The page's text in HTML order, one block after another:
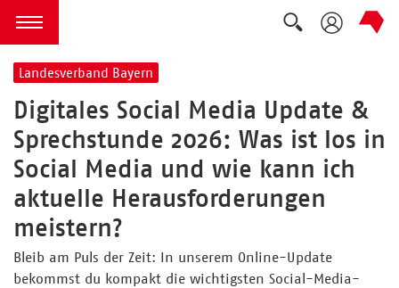
zum Inhalt springen
Menü öffnen
Suche
Landesverband Bayern
Digitales Social Media Update &
Sprechstunde 2026: Was ist los in
Social Media und wie kann ich
aktuelle Herausforderungen
meistern?
Bleib am Puls der Zeit: In unserem Online-Update
bekommst du kompakt die wichtigsten Social-Media-